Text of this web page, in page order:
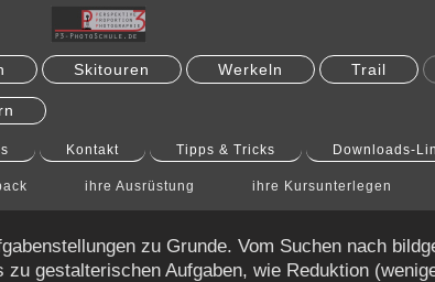
Skitouren Werkeln Trail
Kontakt Tipps & Tricks Downloads-
ihre Ausrüstung ihre Kursunterlegen
zu Grunde. Vom Suchen nach
gestalterischen Aufgaben, wie Reduktion